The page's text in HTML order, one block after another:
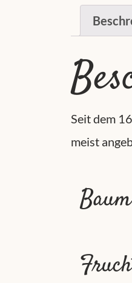
Seit dem
meist
Baum